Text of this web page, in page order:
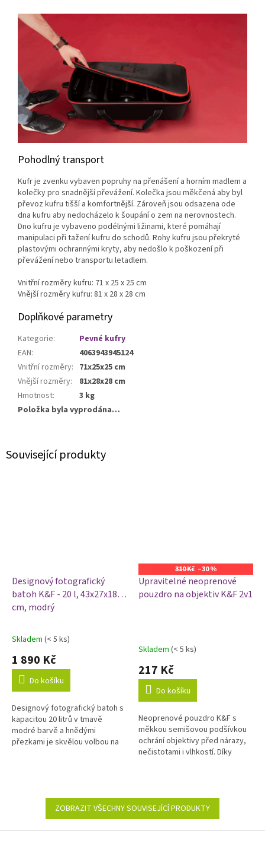
Související produkty
Designový fotografický
batoh K&F - 20 l, 43x27x18
cm, modrý
Průměrné
produktu
5,0
5
hvězdiček.
Skladem (< 5 ks)
1 890 Kč
Do košíku
Designový fotografický batoh s
kapacitou 20 litrů v tmavě
modré barvě a hnědými
přezkami je skvělou volbou na
310 Kč –30 %
Upravitelné neoprenové
pouzdro na objektiv K&F 2v1
Skladem (< 5 ks)
217 Kč
Do košíku
Neoprenové pouzdro K&F s
měkkou semišovou podšívkou
ochrání objektivy před nárazy,
nečistotami i vlhkostí. Díky
ZOBRAZIT VŠECHNY SOUVISEJÍCÍ PRODUKTY
Pohodlný transport
Kufr je zvenku vybaven popruhy na přenášení a horním madlem a
kolečky pro snadnější převážení. Kolečka jsou měkčená aby byl
převoz kufru tišší a komfortnější. Zároveň jsou odsazena ode
dna kufru aby nedocházelo k šoupání o zem na nerovnostech.
Dno kufru je vybaveno podélnými ližinami, které pomáhají
manipulaci při tažení kufru do schodů. Rohy kufru jsou překryté
plastovými ochrannými kryty, aby nedošlo k poškození při
převážení nebo transportu letadlem.
Vnitřní rozměry kufru: 71 x 25 x 25 cm
Vnější rozměry kufru: 81 x 28 x 28 cm
Doplňkové parametry
Kategorie:
Pevné kufry
EAN:
4063943945124
Vnitřní rozměry: 71x25x25 cm
Vnější rozměry:
81x28x28 cm
Hmotnost:
3 kg
Položka byla vyprodána…
Z